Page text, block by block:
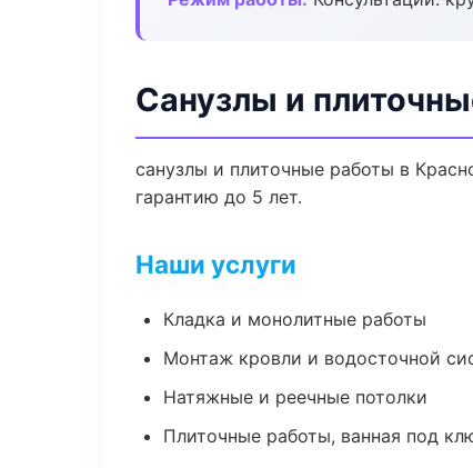
Санузлы и
санузлы и плиточные работы в
гарантию до 5 лет.
Наши услуги
Кладка и монолитные работы
Монтаж кровли и водосточной
Натяжные и реечные потолки
Плиточные работы, ванная под